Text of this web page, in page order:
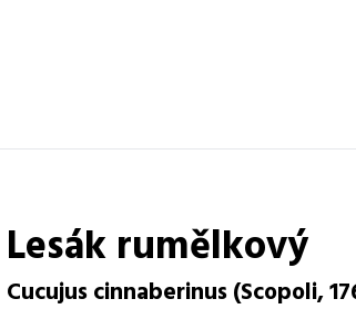
Lesák rumělkový
Cucujus cinnaberinus (Scopoli,